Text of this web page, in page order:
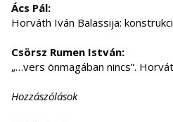
Ács Pál:
Horváth Iván Balassija:
Csörsz Rumen István:
„…vers önmagában nincs”.
Hozzászólások